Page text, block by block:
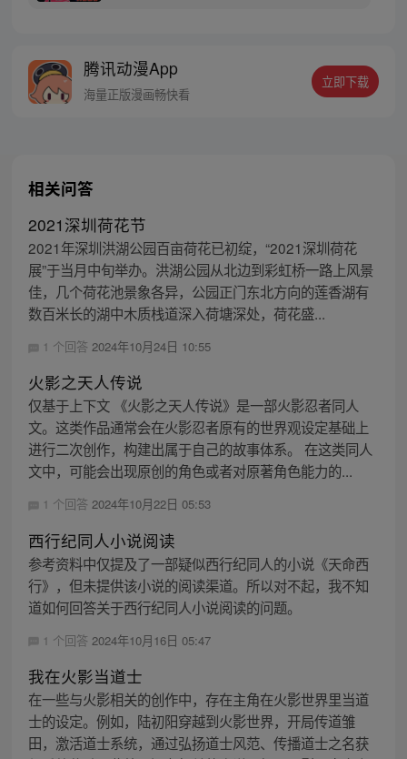
性格才没有变得扭曲，他总是干劲十足，面
对这种并不乐观的现实，他依然嘻嘻哈哈，
腾讯动漫App
海量正版漫画畅快看
立即下载
相关问答
2021深圳荷花节
2021年深圳洪湖公园百亩荷花已初绽，“2021深圳荷花
展”于当月中旬举办。洪湖公园从北边到彩虹桥一路上风景
佳，几个荷花池景象各异，公园正门东北方向的莲香湖有
数百米长的湖中木质栈道深入荷塘深处，荷花盛...
1 个回答 2024年10月24日 10:55
火影之天人传说
仅基于上下文 《火影之天人传说》是一部火影忍者同人
文。这类作品通常会在火影忍者原有的世界观设定基础上
进行二次创作，构建出属于自己的故事体系。 在这类同人
文中，可能会出现原创的角色或者对原著角色能力的...
1 个回答 2024年10月22日 05:53
西行纪同人小说阅读
参考资料中仅提及了一部疑似西行纪同人的小说《天命西
行》，但未提供该小说的阅读渠道。所以对不起，我不知
道如何回答关于西行纪同人小说阅读的问题。
1 个回答 2024年10月16日 05:47
我在火影当道士
在一些与火影相关的创作中，存在主角在火影世界里当道
士的设定。例如，陆初阳穿越到火影世界，开局传道雏
田，激活道士系统，通过弘扬道士风范、传播道士之名获